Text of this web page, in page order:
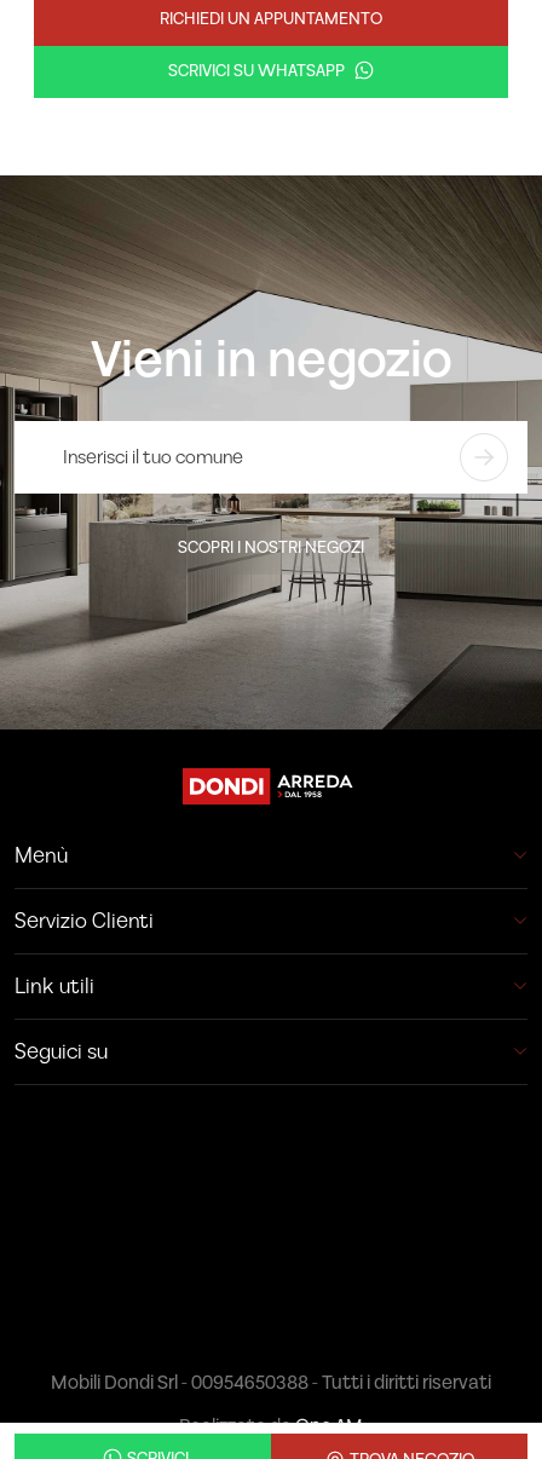
RICHIEDI UN APPUNTAMENTO
SCRIVICI SU WHATSAPP
Vieni in negozio
SCOPRI I NOSTRI NEGOZI
Menù
Servizio Clienti
Link utili
Seguici su
Mobili Dondi Srl - 00954650388 - Tutti i diritti riservati
Realizzato daOne AM